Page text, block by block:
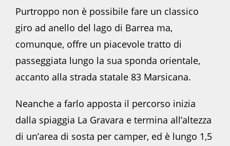
Purtroppo non è possibile fare un classico
giro ad anello del lago di Barrea ma,
comunque, offre un piacevole tratto di
passeggiata lungo la sua sponda orientale,
accanto alla strada statale 83 Marsicana.
Neanche a farlo apposta il percorso inizia
dalla spiaggia La Gravara e termina all’altezza
di un’area di sosta per camper, ed è lungo 1,5